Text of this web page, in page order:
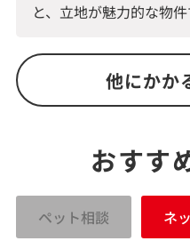
と、立地が魅力的な物件
他にかか
おすす
ペット相談 ネ